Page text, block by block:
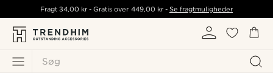
Søg
Fragt34,00 kr - Gratis over 449,00 kr- Se fragtmuligheder